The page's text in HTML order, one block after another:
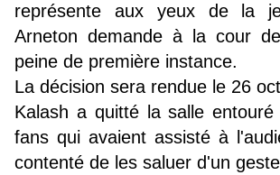
représente aux yeux de la
Arneton demande à la cour
peine de première instance.
La décision sera rendue le 26
Kalash a quitté la salle
fans qui avaient assisté à
contenté de les saluer d'un